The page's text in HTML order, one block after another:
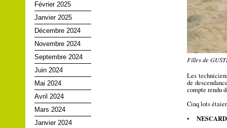
Février 2025
Janvier 2025
Décembre 2024
Novembre 2024
Septembre 2024
Juin 2024
Mai 2024
Avril 2024
Mars 2024
Janvier 2024
Filles de
Les
de
compte rendu
Cinq lots
•